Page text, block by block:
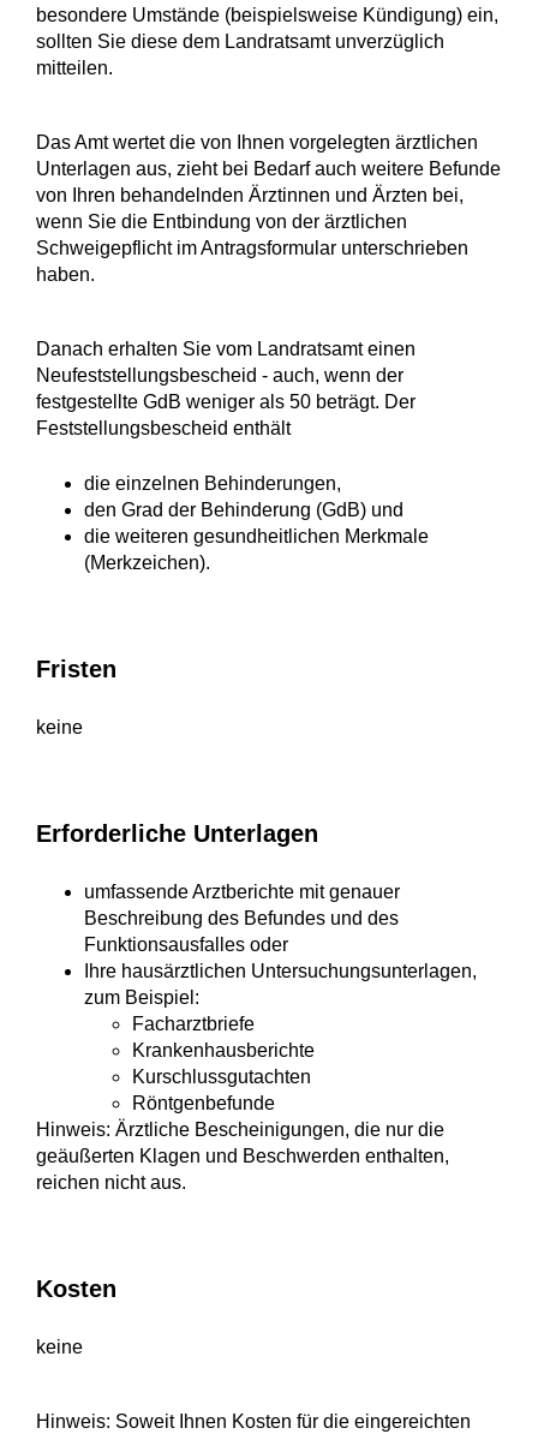
besondere Umstände (beispielsweise Kündigung) ein,
sollten Sie diese dem Landratsamt unverzüglich
mitteilen.
Das Amt wertet die von Ihnen vorgelegten ärztlichen
Unterlagen aus, zieht bei Bedarf auch weitere Befunde
von Ihren behandelnden Ärztinnen und Ärzten bei,
wenn Sie die Entbindung von der ärztlichen
Schweigepflicht im Antragsformular unterschrieben
haben.
Danach erhalten Sie vom Landratsamt einen
Neufeststellungsbescheid - auch, wenn der
festgestellte GdB weniger als 50 beträgt. Der
Feststellungsbescheid enthält
die einzelnen Behinderungen,
den Grad der Behinderung (GdB) und
die weiteren gesundheitlichen Merkmale
(Merkzeichen).
Fristen
keine
Erforderliche Unterlagen
umfassende Arztberichte mit genauer
Beschreibung des Befundes und des
Funktionsausfalles oder
Ihre hausärztlichen Untersuchungsunterlagen,
zum Beispiel:
Facharztbriefe
Krankenhausberichte
Kurschlussgutachten
Röntgenbefunde
Hinweis: Ärztliche Bescheinigungen, die nur die
geäußerten Klagen und Beschwerden enthalten,
reichen nicht aus.
Kosten
keine
Hinweis: Soweit Ihnen Kosten für die eingereichten